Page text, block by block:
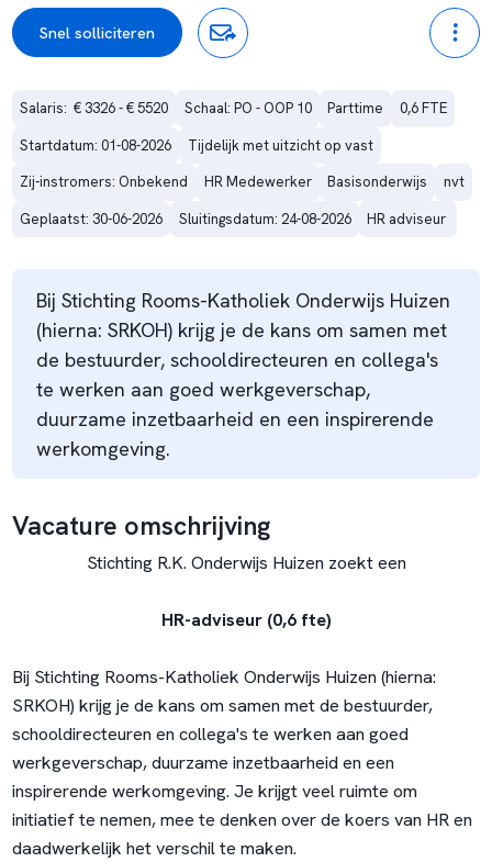
Snel solliciteren
Salaris:  € 3326 - € 5520 Schaal: PO - OOP 10 Parttime
0,6 FTE
Startdatum: 01-08-2026
Tijdelijk met uitzicht op vast
Zij-instromers: Onbekend
HR Medewerker Basisonderwijs
nvt
Geplaatst: 30-06-2026
Sluitingsdatum: 24-08-2026 HR adviseur
Bij Stichting Rooms-Katholiek Onderwijs Huizen
(hierna: SRKOH) krijg je de kans om samen met
de bestuurder, schooldirecteuren en collega's
te werken aan goed werkgeverschap,
duurzame inzetbaarheid en een inspirerende
werkomgeving.
Vacature omschrijving
Stichting R.K. Onderwijs Huizen zoekt een
HR-adviseur (0,6 fte)
Bij Stichting Rooms-Katholiek Onderwijs Huizen (hierna:
SRKOH) krijg je de kans om samen met de bestuurder,
schooldirecteuren en collega's te werken aan goed
werkgeverschap, duurzame inzetbaarheid en een
inspirerende werkomgeving. Je krijgt veel ruimte om
initiatief te nemen, mee te denken over de koers van HR en
daadwerkelijk het verschil te maken.